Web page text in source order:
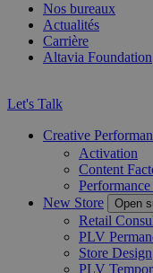
Nos bureaux
Actualités
Carrière
Altavia Foundation
Let's Talk
Creative
Activation
Content
New Store
Open
Retail
PLV
Store Design
PLV